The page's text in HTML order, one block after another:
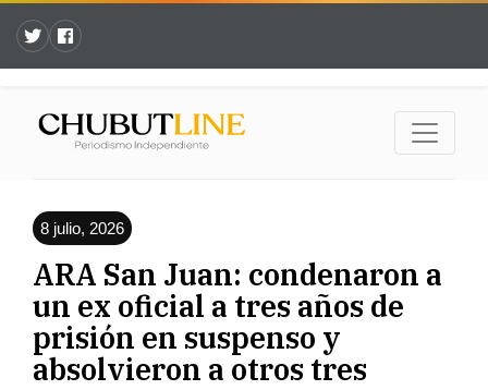
8 julio, 2026
ARA San Juan: condenaron a
un ex oficial a tres años de
prisión en suspenso y
absolvieron a otros tres